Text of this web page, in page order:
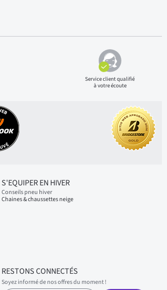
Service client qualifié
à votre écoute
S'EQUIPER EN HIVER
Conseils pneu hiver
Chaines & chaussettes neige
RESTONS CONNECTÉS
Soyez informé de nos offres du moment !